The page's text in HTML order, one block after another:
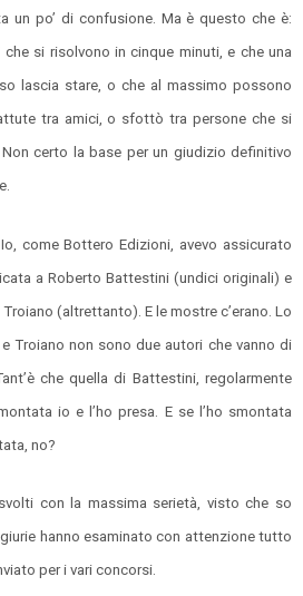
un po’ di confusione. Ma è questo che è:
si risolvono in cinque minuti, e che una
lascia stare, o che al massimo possono
tra amici, o sfottò tra persone che si
certo la base per un giudizio definitivo
come Bottero Edizioni, avevo assicurato
a Roberto Battestini (undici originali) e
(altrettanto). E le mostre c’erano. Lo
Troiano non sono due autori che vanno di
che quella di Battestini, regolarmente
io e l’ho presa. E se l’ho smontata
no?
con la massima serietà, visto che so
hanno esaminato con attenzione tutto
per i vari concorsi.